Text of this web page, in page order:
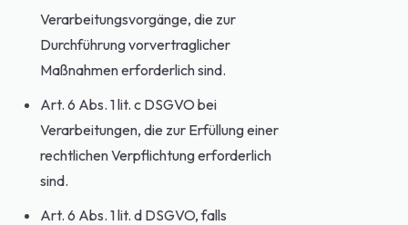
Verarbeitungsvorgänge, die zur
Durchführung vorvertraglicher
Maßnahmen erforderlich sind.
Art. 6 Abs. 1 lit. c DSGVO bei
Verarbeitungen, die zur Erfüllung einer
rechtlichen Verpflichtung erforderlich
sind.
Art. 6 Abs. 1 lit. d DSGVO, falls